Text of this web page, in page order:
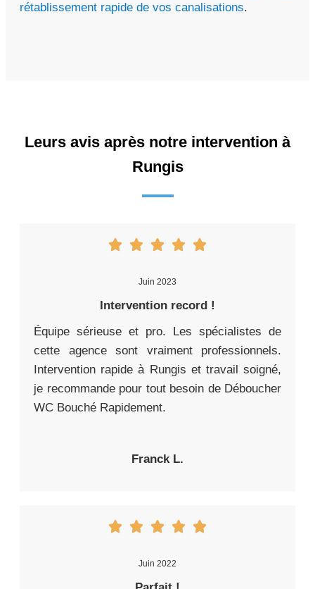
rétablissement rapide de vos canalisations.
Leurs avis après notre intervention à
Rungis
Juin 2023
Intervention record !
Équipe sérieuse et pro. Les spécialistes de
cette agence sont vraiment professionnels.
Intervention rapide à Rungis et travail soigné,
je recommande pour tout besoin de Déboucher
WC Bouché Rapidement.
Franck L.
Juin 2022